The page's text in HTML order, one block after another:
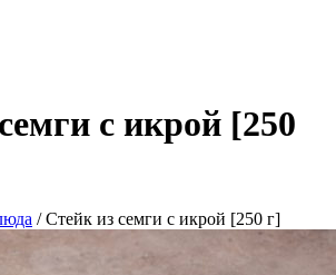
с икрой [250
/Стейк из семги с икрой [250 г]